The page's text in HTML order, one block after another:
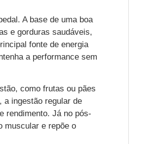
A base de uma boa
e gorduras saudáveis,
fonte de energia
a performance sem
como frutas ou pães
a ingestão regular de
rendimento. Já no pós-
muscular e repõe o